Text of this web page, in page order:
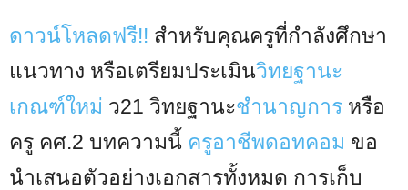
ดาวน์โหลดฟรี!! สำหรับคุณครูที่กำลังศึกษา
แนวทาง หรือเตรียมประเมินวิทยฐานะ
เกณฑ์ใหม่ ว21 วิทยฐานะชำนาญการ หรือ
ครู คศ.2 บทความนี้ ครูอาชีพดอทคอม ขอ
นำเสนอตัวอย่างเอกสารทั้งหมด การเก็บ